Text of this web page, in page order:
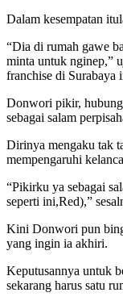
Dalam kesempatan
“Dia di rumah gawe
minta untuk nginep,”
franchise di Surabaya
Donwori pikir,
sebagai salam
Dirinya mengaku tak
mempengaruhi
“Pikirku ya sebagai
seperti ini,Red),”
Kini Donwori pun
yang ingin ia akhiri.
Keputusannya untuk
sekarang harus satu